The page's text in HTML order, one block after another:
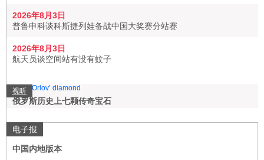
2026年8月3日
普鲁申科谈科斯捷列娃备战中国大奖赛分站赛
2026年8月3日
航天员谈空间站有没有蚊子
视听
俄罗斯历史上七颗传奇宝石
电子报
中国内地版本